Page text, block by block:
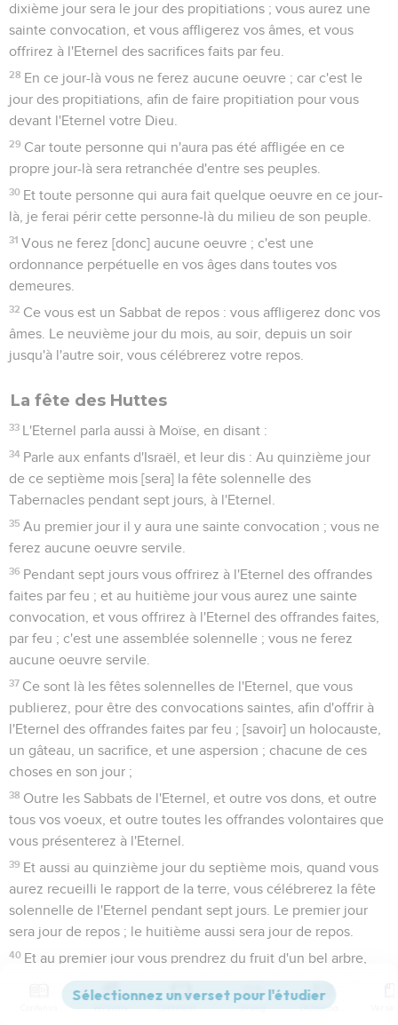
dixième jour sera le jour des propitiations ; vous aurez une
sainte convocation, et vous affligerez vos âmes, et vous
offrirez à l'Eternel des sacrifices faits par feu.
28 En ce jour-là vous ne ferez aucune oeuvre ; car c'est le
jour des propitiations, afin de faire propitiation pour vous
devant l'Eternel votre Dieu.
29 Car toute personne qui n'aura pas été affligée en ce
propre jour-là sera retranchée d'entre ses peuples.
30 Et toute personne qui aura fait quelque oeuvre en ce jour-
là, je ferai périr cette personne-là du milieu de son peuple.
31 Vous ne ferez [donc] aucune oeuvre ; c'est une
ordonnance perpétuelle en vos âges dans toutes vos
demeures.
32 Ce vous est un Sabbat de repos : vous affligerez donc vos
âmes. Le neuvième jour du mois, au soir, depuis un soir
jusqu'à l'autre soir, vous célébrerez votre repos.
La fête des Huttes
33 L'Eternel parla aussi à Moïse, en disant :
34 Parle aux enfants d'Israël, et leur dis : Au quinzième jour
de ce septième mois [sera] la fête solennelle des
Tabernacles pendant sept jours, à l'Eternel.
35 Au premier jour il y aura une sainte convocation ; vous ne
ferez aucune oeuvre servile.
36 Pendant sept jours vous offrirez à l'Eternel des offrandes
faites par feu ; et au huitième jour vous aurez une sainte
convocation, et vous offrirez à l'Eternel des offrandes faites,
par feu ; c'est une assemblée solennelle ; vous ne ferez
aucune oeuvre servile.
37 Ce sont là les fêtes solennelles de l'Eternel, que vous
publierez, pour être des convocations saintes, afin d'offrir à
l'Eternel des offrandes faites par feu ; [savoir] un holocauste,
un gâteau, un sacrifice, et une aspersion ; chacune de ces
choses en son jour ;
38 Outre les Sabbats de l'Eternel, et outre vos dons, et outre
tous vos voeux, et outre toutes les offrandes volontaires que
vous présenterez à l'Eternel.
39 Et aussi au quinzième jour du septième mois, quand vous
aurez recueilli le rapport de la terre, vous célébrerez la fête
solennelle de l'Eternel pendant sept jours. Le premier jour
sera jour de repos ; le huitième aussi sera jour de repos.
40 Et au premier jour vous prendrez du fruit d'un bel arbre,
des branches de palmier, et des rameaux d'arbres branchus,
et des saules de rivière, et vous vous réjouirez pendant sept
Versions Commentaires Strong